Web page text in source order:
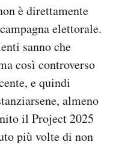
è direttamente
elettorale.
sanno che
così controverso
e quindi
almeno
il Project 2025
più volte di non